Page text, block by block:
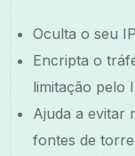
Oculta o seu
Encripta o
limitação pelo
Ajuda a evitar
fontes de